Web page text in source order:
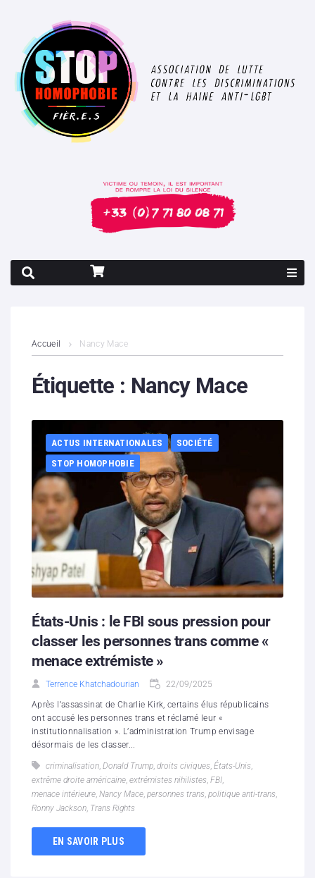
Contenus litigieux
Boutique
Partenaires
Contacts
Hébergement solidaire
Accueil Nancy Mace
Étiquette : Nancy Mace
ACTUS INTERNATIONALES
SOCIÉTÉ
STOP HOMOPHOBIE
États-Unis : le FBI sous pression pour
classer les personnes trans comme «
menace extrémiste »
Terrence Khatchadourian 22/09/2025
Après l’assassinat de Charlie Kirk, certains élus républicains
ont accusé les personnes trans et réclamé leur «
institutionnalisation ». L’administration Trump envisage
désormais de les classer...
criminalisation, Donald Trump, droits civiques, États-Unis,
extrême droite américaine, extrémistes nihilistes, FBI,
menace intérieure, Nancy Mace, personnes trans, politique anti-trans,
Ronny Jackson, Trans Rights
EN SAVOIR PLUS